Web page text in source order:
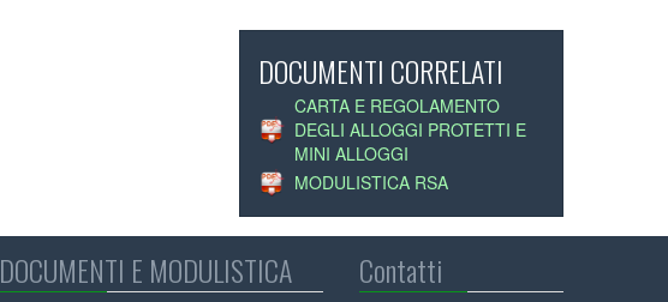
DOCUMENTI CORRELATI
CARTA E REGOLAMENTO
DEGLI ALLOGGI PROTETTI E
MINI ALLOGGI
MODULISTICA RSA
DOCUMENTI E MODULISTICA Contatti